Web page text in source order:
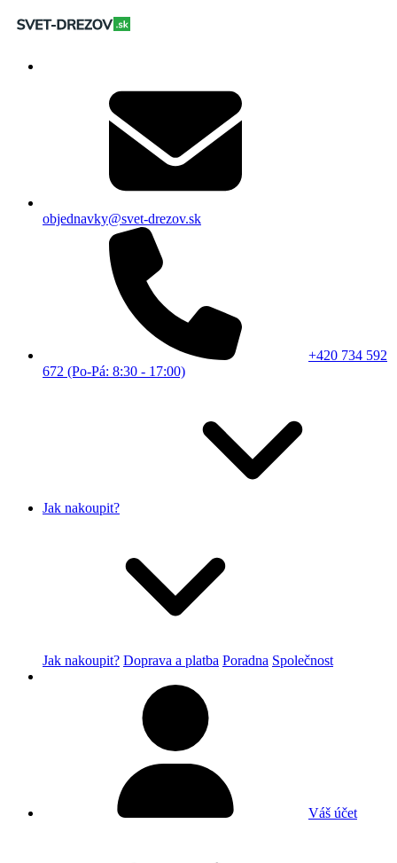
objednavky@svet-drezov.sk
+420 734 592
672 (Po-Pá: 8:30 - 17:00)
Jak nakoupit?
Jak nakoupit? Doprava a platba Poradna Společnost
Váš účet